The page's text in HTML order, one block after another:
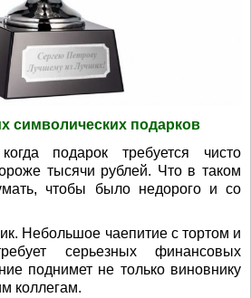
символических подарков
подарок требуется чисто
тысячи рублей. Что в таком
чтобы было недорого и со
Небольшое чаепитие с тортом и
серьезных финансовых
поднимет не только виновнику
коллегам.